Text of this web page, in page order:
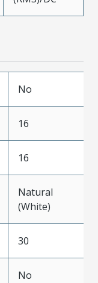
No
16
16
Natural
(White)
30
No